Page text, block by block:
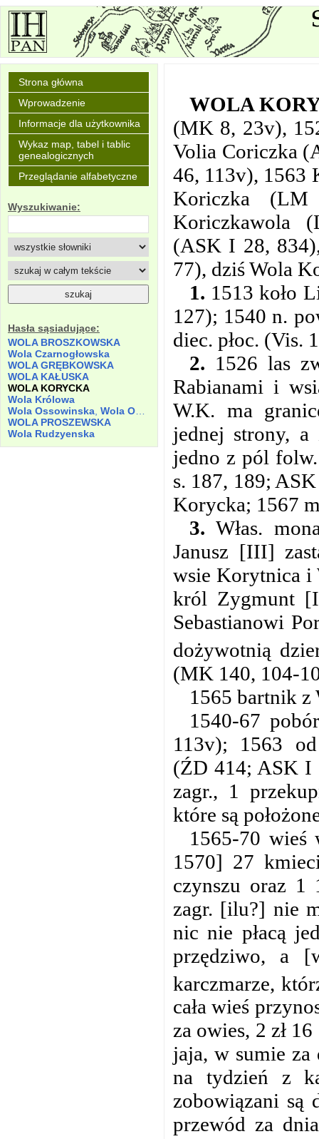
Strona główna
Wprowadzenie
Informacje dla użytkownika
Wykaz map, tabel i tablic
genealogicznych
Przeglądanie alfabetyczne
Wyszukiwanie:
Hasła sąsiadujące:
WOLA BROSZKOWSKA
Wola Czarnogłowska
WOLA GRĘBKOWSKA
WOLA KAŁUSKA
WOLA KORYCKA
Wola Królowa
Wola Ossowinska Wola Osswyenszka
WOLA PROSZEWSKA
Wola Rudzyenska
WOLA
(MK 8, 23v),
Volia Coriczka
46, 113v), 1563
Koriczka
Koriczkawola
(ASK I 28,
77), dziś Wola
1. 1513 koło
127); 1540 n.
diec. płoc. (Vis.
2. 1526 las
Rabianami i
W.K. ma
jednej strony,
jedno z pól
s. 187, 189;
Korycka; 1567
3. Włas.
Janusz [III]
wsie Korytnica i
król Zygmunt
Sebastianowi
dożywotnią
(MK 140, 104-
1565 bartnik
1540-67
113v); 1563
(ŹD 414; ASK I
zagr., 1
które są
1565-70
1570] 27
czynszu oraz
zagr. [ilu?] nie
nic nie płacą
przędziwo, a
karczmarze,
cała wieś
za owies, 2 zł
jaja, w sumie
na tydzień z
zobowiązani są
przewód za